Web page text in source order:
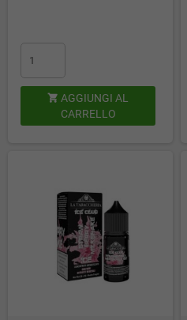
 AGGIUNGI AL
CARRELLO